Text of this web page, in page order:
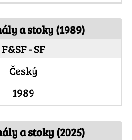
a stoky (1989)
F&SF - SF
Český
1989
a stoky (2025)